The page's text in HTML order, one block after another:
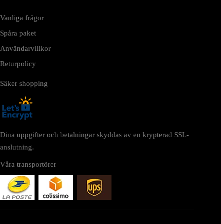
Vanliga frågor
Spåra paket
Användarvillkor
Returpolicy
Säker shopping
Dina uppgifter och betalningar skyddas av en krypterad SSL-
anslutning.
Våra transportörer